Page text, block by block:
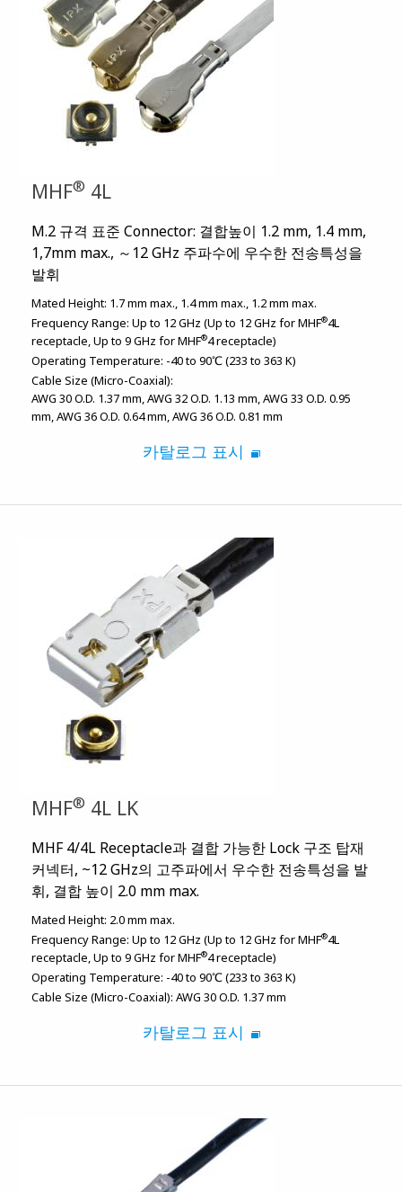
MHF® 4L
M.2 규격 표준 Connector: 결합높이 1.2 mm, 1.4 mm,
1,7mm max., ～12 GHz 주파수에 우수한 전송특성을
발휘
Mated Height: 1.7 mm max. 1.4 mm max. 1.2 mm max.
Frequency Range: Up to 12 GHz (Up to 12 GHz for MHF®4L
receptacle, Up to 9 GHz for MHF®4 receptacle)
Operating Temperature: -40 to 90℃ (233 to 363 K)
Cable Size (Micro-Coaxial):
AWG 30 O.D. 1.37 mm AWG 32 O.D. 1.13 mm AWG 33 O.D. 0.95
mm AWG 36 O.D. 0.64 mm AWG 36 O.D. 0.81 mm
카탈로그 표시
MHF® 4L LK
MHF 4/4L Receptacle과 결합 가능한 Lock 구조 탑재
커넥터, ~12 GHz의 고주파에서 우수한 전송특성을 발
휘, 결합 높이 2.0 mm max.
Mated Height: 2.0 mm max.
Frequency Range: Up to 12 GHz (Up to 12 GHz for MHF®4L
receptacle, Up to 9 GHz for MHF®4 receptacle)
Operating Temperature: -40 to 90℃ (233 to 363 K)
Cable Size (Micro-Coaxial): AWG 30 O.D. 1.37 mm
카탈로그 표시